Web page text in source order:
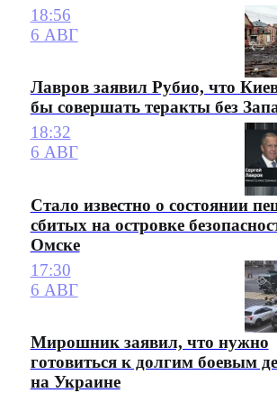
18:56
6 АВГ
Лавров заявил Рубио, что
бы совершать теракты без
18:32
6 АВГ
Стало известно о состоянии
сбитых на островке
Омске
17:30
6 АВГ
Мирошник заявил, что нужно
готовиться к долгим боевым
на Украине